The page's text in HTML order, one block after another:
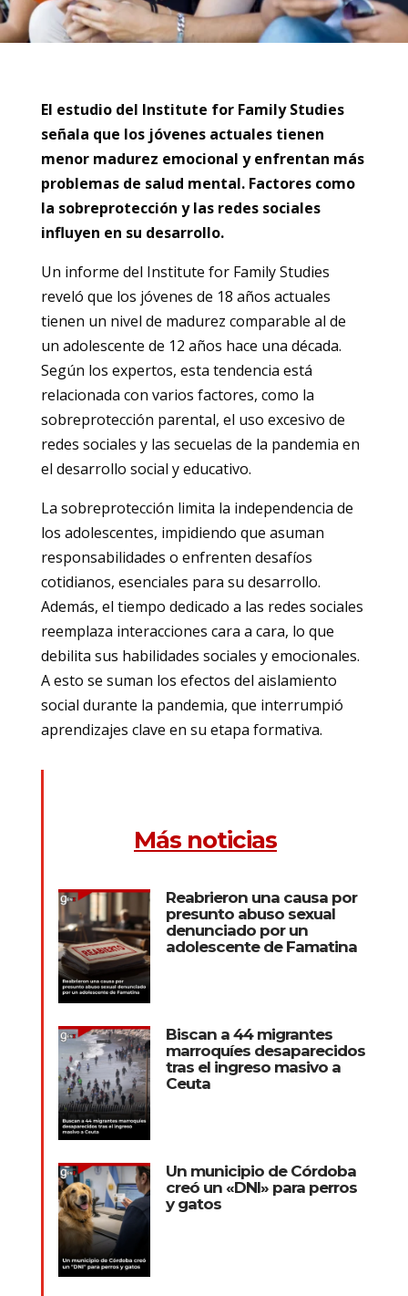
El estudio del Institute for Family Studies
señala que los jóvenes actuales tienen
menor madurez emocional y enfrentan más
problemas de salud mental. Factores como
la sobreprotección y las redes sociales
influyen en su desarrollo.
Un informe del Institute for Family Studies
reveló que los jóvenes de 18 años actuales
tienen un nivel de madurez comparable al de
un adolescente de 12 años hace una década.
Según los expertos, esta tendencia está
relacionada con varios factores, como la
sobreprotección parental, el uso excesivo de
redes sociales y las secuelas de la pandemia en
el desarrollo social y educativo.
La sobreprotección limita la independencia de
los adolescentes, impidiendo que asuman
responsabilidades o enfrenten desafíos
cotidianos, esenciales para su desarrollo.
Además, el tiempo dedicado a las redes sociales
reemplaza interacciones cara a cara, lo que
debilita sus habilidades sociales y emocionales.
A esto se suman los efectos del aislamiento
social durante la pandemia, que interrumpió
aprendizajes clave en su etapa formativa.
Más noticias
Reabrieron una causa por
presunto abuso sexual
denunciado por un
adolescente de Famatina
Biscan a 44 migrantes
marroquíes desaparecidos
tras el ingreso masivo a
Ceuta
Un municipio de Córdoba
creó un «DNI» para perros
y gatos